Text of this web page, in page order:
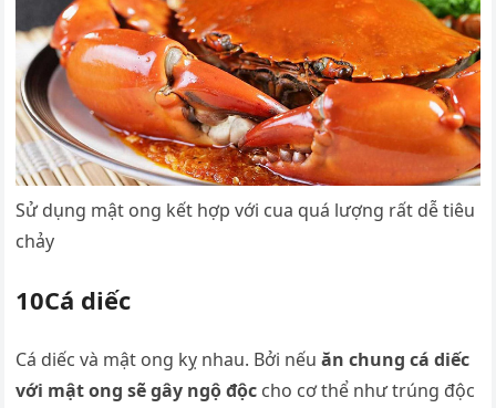
Sử dụng mật ong kết hợp với cua quá lượng rất dễ tiêu
chảy
10Cá diếc
Cá diếc và mật ong kỵ nhau. Bởi nếu ăn chung cá diếc
với mật ong sẽ gây ngộ độc cho cơ thể như trúng độc